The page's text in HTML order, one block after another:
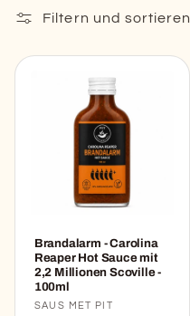
Filtern und sortieren
Brandalarm - Carolina
Reaper Hot Sauce mit
2,2 Millionen Scoville -
100ml
Anbieter:
SAUS MET PIT